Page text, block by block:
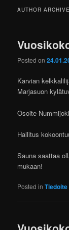
AUTHOR
Posted on
Karvian
Marjasuon
Osoite
Hallitus
Sauna saattaa
mukaan!
Posted in Tiedoite